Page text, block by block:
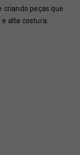
criando peças que
alta costura.